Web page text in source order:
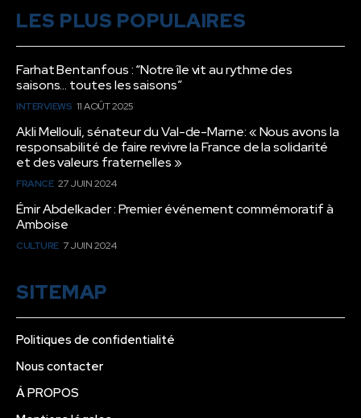
LES PLUS POPULAIRES
Farhat Bentanfous : “Notre île vit au rythme des
saisons… toutes les saisons”
INTERVIEWS 11 AOÛT 2025
Akli Mellouli, sénateur du Val-de-Marne: « Nous avons la
responsabilité de faire revivre la France de la solidarité
et des valeurs fraternelles »
FRANCE 27 JUIN 2024
Émir Abdelkader : Premier événement commémoratif à
Amboise
CULTURE 7 JUIN 2024
SITEMAP
Politiques de confidentialité
Nous contacter
Á PROPOS